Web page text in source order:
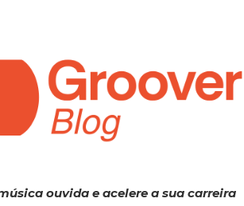
ouvida e acelere a sua carreira